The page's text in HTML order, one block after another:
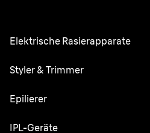
Elektrische Rasierapparate
NEVO
Series 5
Styler & Trimmer
Barttrimmer
Epilierer
Silk·épil SkinSpa
IPL-Geräte